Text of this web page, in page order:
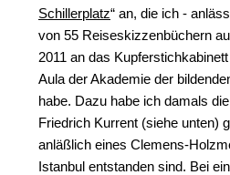
Schillerplatz“ an, die ich -
von 55 Reiseskizzenbüchern
2011 an das
Aula der Akademie der
habe. Dazu habe ich damals
Friedrich Kurrent (siehe unten)
anläßlich eines Clemens-
Istanbul entstanden sind. Bei